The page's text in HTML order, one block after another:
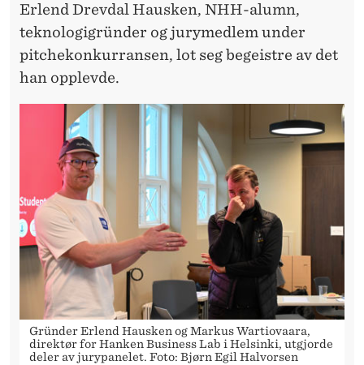
Erlend Drevdal Hausken, NHH-alumn,
teknologigründer og jurymedlem under
pitchekonkurransen, lot seg begeistre av det
han opplevde.
Gründer Erlend Hausken og Markus Wartiovaara,
direktør for Hanken Business Lab i Helsinki, utgjorde
deler av jurypanelet. Foto: Bjørn Egil Halvorsen